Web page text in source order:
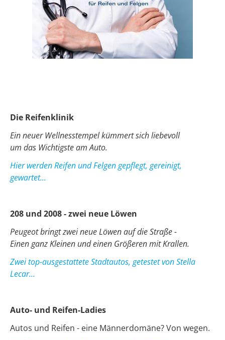
Die Reifenklinik
Ein neuer Wellnesstempel kümmert sich liebevoll
um das Wichtigste am Auto.
Hier werden Reifen und Felgen gepflegt, gereinigt,
gewartet...
208 und 2008 - zwei neue Löwen
Peugeot bringt zwei neue Löwen auf die Straße -
Einen ganz Kleinen und einen Größeren mit Krallen.
Zwei top-ausgestattete Stadtautos, getestet von Stella
Lecar...
Auto- und Reifen-Ladies
Autos und Reifen - eine Männerdomäne? Von wegen.